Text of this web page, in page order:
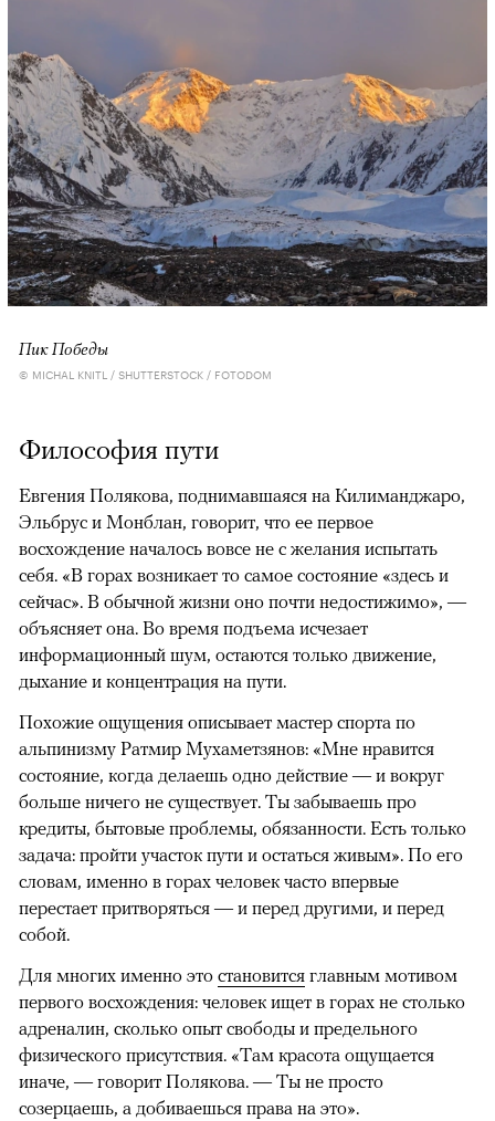
Пик Победы
© MICHAL KNITL / SHUTTERSTOCK / FOTODOM
Философия пути
Евгения Полякова, поднимавшаяся на Килиманджаро,
Эльбрус и Монблан, говорит, что ее первое
восхождение началось вовсе не с желания испытать
себя. «В горах возникает то самое состояние «здесь и
сейчас». В обычной жизни оно почти недостижимо», —
объясняет она. Во время подъема исчезает
информационный шум, остаются только движение,
дыхание и концентрация на пути.
Похожие ощущения описывает мастер спорта по
альпинизму Ратмир Мухаметзянов: «Мне нравится
состояние, когда делаешь одно действие — и вокруг
больше ничего не существует. Ты забываешь про
кредиты, бытовые проблемы, обязанности. Есть только
задача: пройти участок пути и остаться живым». По его
словам, именно в горах человек часто впервые
перестает притворяться — и перед другими, и перед
собой.
Для многих именно это становится главным мотивом
первого восхождения: человек ищет в горах не столько
адреналин, сколько опыт свободы и предельного
физического присутствия. «Там красота ощущается
иначе, — говорит Полякова. — Ты не просто
созерцаешь, а добиваешься права на это».